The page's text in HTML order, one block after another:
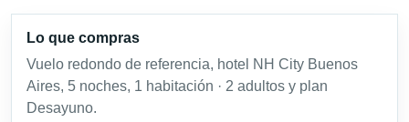
Lo que compras
Vuelo redondo de referencia, hotel NH City Buenos
Aires, 5 noches, 1 habitación · 2 adultos y plan
Desayuno.